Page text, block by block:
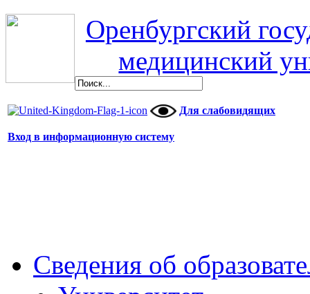
Оренбургский
медицинский
Для слабовидящих
Вход в информационную систему
Сведения об